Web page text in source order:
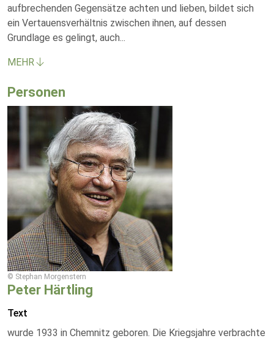
aufbrechenden Gegensätze achten und lieben, bildet sich
ein Vertauensverhältnis zwischen ihnen, auf dessen
Grundlage es gelingt, auch...
MEHR
Personen
© Stephan Morgenstern
Peter Härtling
Text
wurde 1933 in Chemnitz geboren. Die Kriegsjahre verbrachte